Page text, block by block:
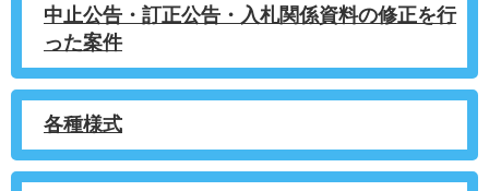
中止公告・訂正公告・入札関係資料の修正を行
った案件
各種様式